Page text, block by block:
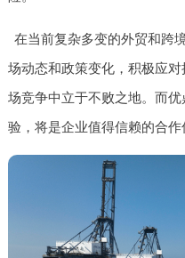
在当前复杂多变的外贸和跨
场动态和政策变化，积极应
场竞争中立于不败之地。而
验，将是企业值得信赖的合作